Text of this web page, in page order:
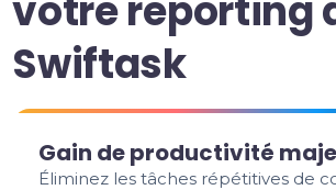
votre reporting
Swiftask
Gain de productivité
Éliminez les tâches répétitives de